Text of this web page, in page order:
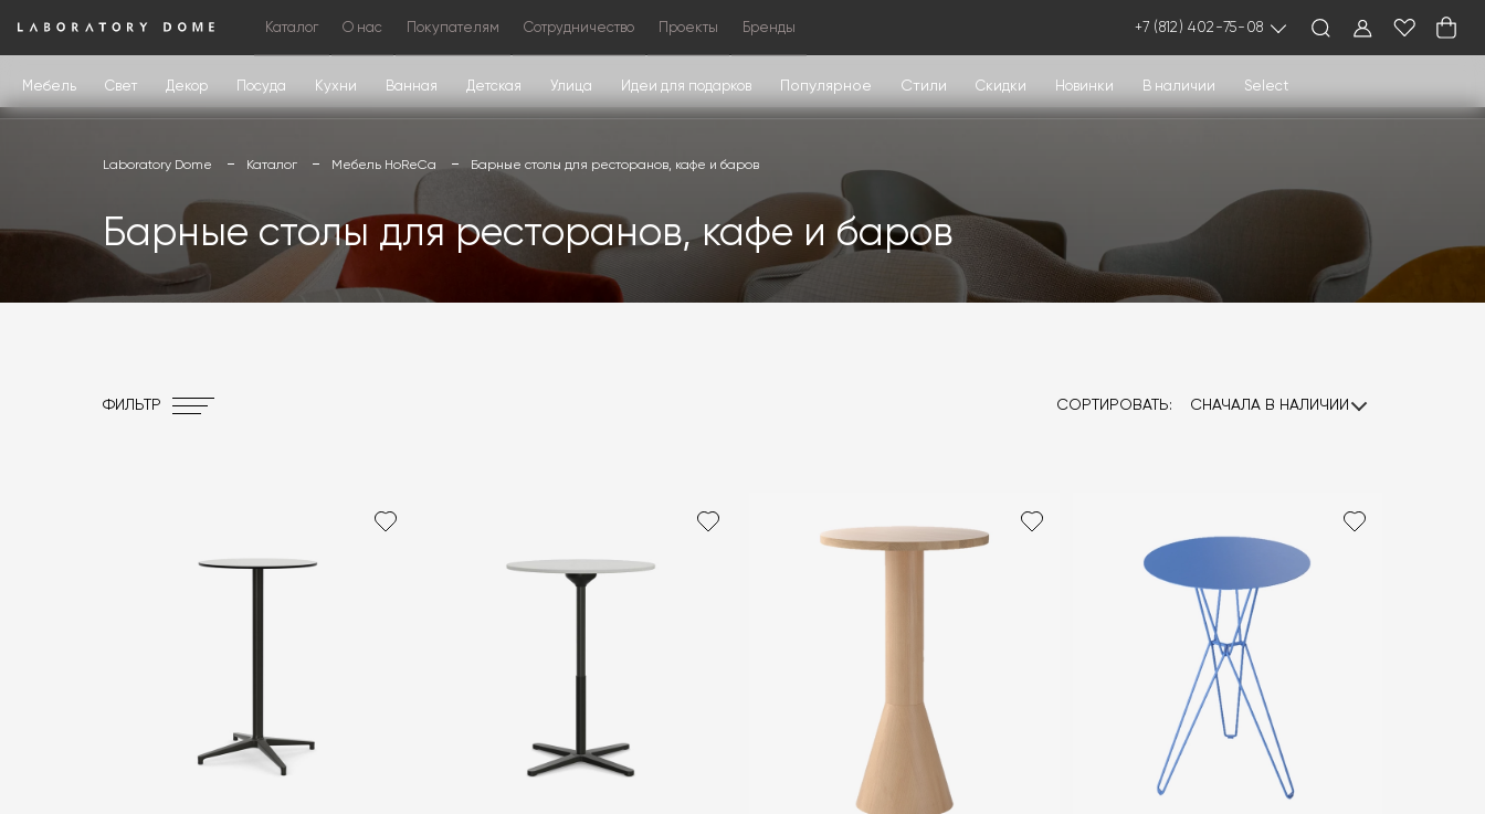
Каталог О нас Покупателям Сотрудничество Проекты Бренды +7 (812) 402-75-08
Мебель Свет Декор Посуда Кухни Ванная Детская Улица Идеи для подарков Популярное Стили Скидки Новинки В наличии Select
Laboratory Dome Каталог Мебель HoReCa Барные столы для ресторанов, кафе и баров
Барные столы для ресторанов, кафе и баров
ФИЛЬТР СОРТИРОВАТЬ: СНАЧАЛА В НАЛИЧИИ